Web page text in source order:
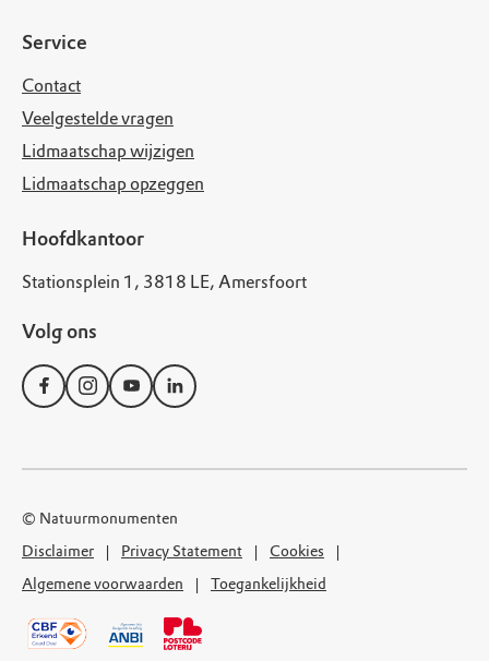
Service
Contact
Veelgestelde vragen
Lidmaatschap wijzigen
Lidmaatschap opzeggen
Hoofdkantoor
Stationsplein 1, 3818 LE, Amersfoort
Volg ons
© Natuurmonumenten
Disclaimer
Privacy Statement
Cookies
Algemene voorwaarden
Toegankelijkheid